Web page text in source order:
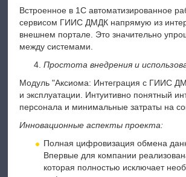
Встроенное в 1С автоматизированное
сервисом ГИИС ДМДК напрямую из
внешнем портале. Это значительно
между системами.
Простота внедрения и
Модуль "Аксиома: Интеграция с ГИИС
и эксплуатации. Интуитивно понятный
персонала и минимальные затраты на
Инновационные аспекты проекта:
Полная цифровизация обмена
Впервые для компании
которая полностью исключает